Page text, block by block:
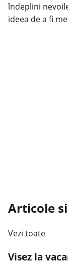
îndeplini
ideea de a fi
Articole
Vezi toate
Visez la